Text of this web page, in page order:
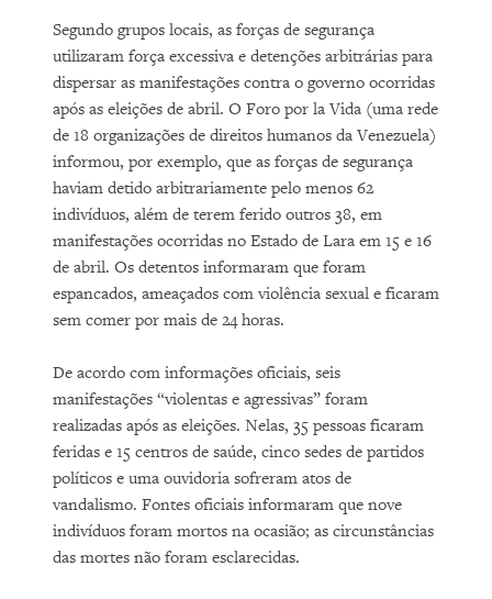
Segundo grupos locais, as forças de segurança
utilizaram força excessiva e detenções arbitrárias para
dispersar as manifestações contra o governo ocorridas
após as eleições de abril. O Foro por la Vida (uma rede
de 18 organizações de direitos humanos da Venezuela)
informou, por exemplo, que as forças de segurança
haviam detido arbitrariamente pelo menos 62
indivíduos, além de terem ferido outros 38, em
manifestações ocorridas no Estado de Lara em 15 e 16
de abril. Os detentos informaram que foram
espancados, ameaçados com violência sexual e ficaram
sem comer por mais de 24 horas.
De acordo com informações oficiais, seis
manifestações “violentas e agressivas” foram
realizadas após as eleições. Nelas, 35 pessoas ficaram
feridas e 15 centros de saúde, cinco sedes de partidos
políticos e uma ouvidoria sofreram atos de
vandalismo. Fontes oficiais informaram que nove
indivíduos foram mortos na ocasião; as circunstâncias
das mortes não foram esclarecidas.